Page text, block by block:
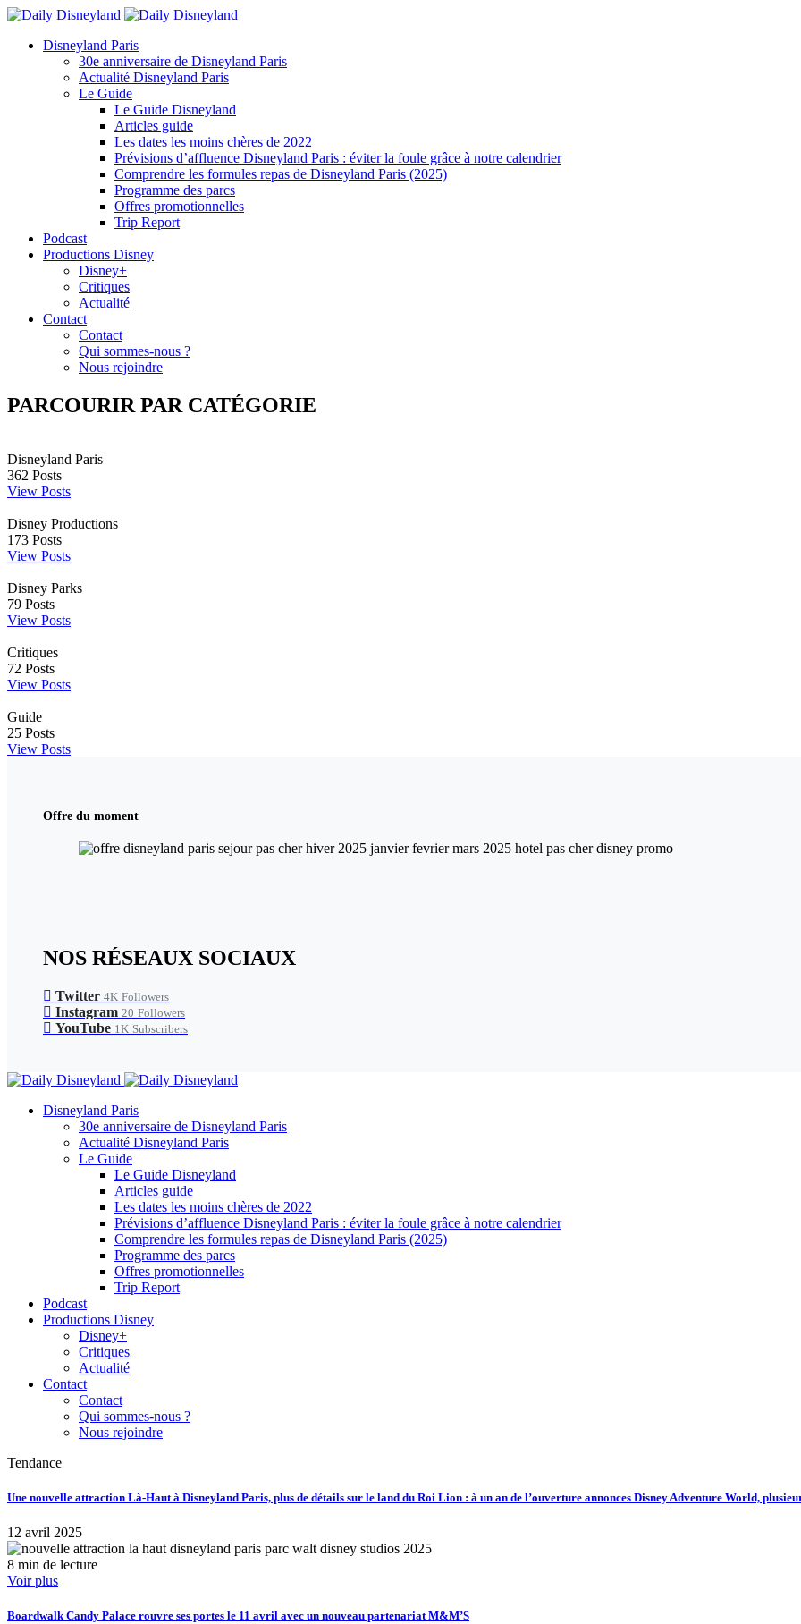
Disneyland Paris
30e anniversaire de Disneyland Paris
Actualité Disneyland Paris
Le Guide
Le Guide Disneyland
Articles guide
Les dates les moins chères de 2022
Prévisions d’affluence Disneyland Paris : éviter la foule grâce à notre calendrier
Comprendre les formules repas de Disneyland Paris (2025)
Programme des parcs
Offres promotionnelles
Trip Report
Podcast
Productions Disney
Disney+
Critiques
Actualité
Contact
Contact
Qui sommes-nous ?
Nous rejoindre
PARCOURIR PAR CATÉGORIE
Disneyland Paris
362 Posts
View Posts
Disney Productions
173 Posts
View Posts
Disney Parks
79 Posts
View Posts
Critiques
72 Posts
View Posts
Guide
25 Posts
View Posts
Offre du moment
NOS RÉSEAUX SOCIAUX
Twitter 4K Followers
Instagram 20 Followers
YouTube 1K Subscribers
Disneyland Paris
30e anniversaire de Disneyland Paris
Actualité Disneyland Paris
Le Guide
Le Guide Disneyland
Articles guide
Les dates les moins chères de 2022
Prévisions d’affluence Disneyland Paris : éviter la foule grâce à notre calendrier
Comprendre les formules repas de Disneyland Paris (2025)
Programme des parcs
Offres promotionnelles
Trip Report
Podcast
Productions Disney
Disney+
Critiques
Actualité
Contact
Contact
Qui sommes-nous ?
Nous rejoindre
Tendance
Une nouvelle attraction Là-Haut à Disneyland Paris, plus de détails sur le land du Roi Lion : à un an de l’ouverture annonces Disney Adventure World,
12 avril 2025
8 min de lecture
Voir plus
Boardwalk Candy Palace rouvre ses portes le 11 avril avec un nouveau partenariat M&M’S